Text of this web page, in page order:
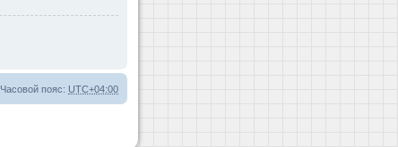
Часовой пояс: UTC+04:00